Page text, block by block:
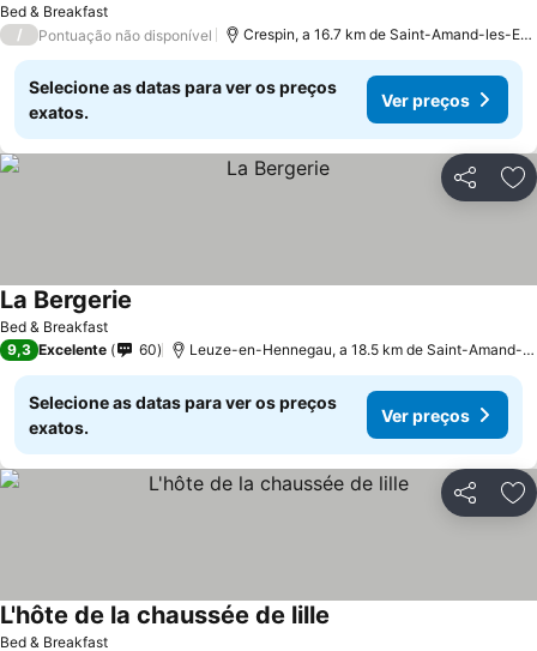
Bed & Breakfast
/ Pontuação não disponível Crespin, a 16.7 km de Saint-Amand-les-Eaux
Selecione as datas para ver os preços
exatos.
Ver preços
Partilhar
Bed & Breakfast
La Bergerie
9,3 Excelente 60 Leuze-en-Hennegau, a 18.5 km de Saint-Amand-les-Eaux
Selecione as datas para ver os preços
exatos.
Ver preços
Partilhar
Bed & Breakfast
L'hôte de la chaussée de lille